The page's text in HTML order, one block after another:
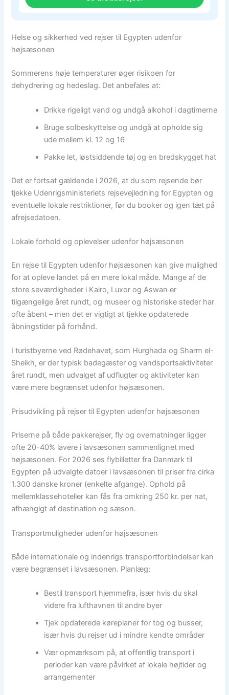
Helse og sikkerhed ved rejser til Egypten udenfor
højsæsonen
Sommerens høje temperaturer øger risikoen for
dehydrering og hedeslag. Det anbefales at:
Drikke rigeligt vand og undgå alkohol i dagtimerne
Bruge solbeskyttelse og undgå at opholde sig
ude mellem kl. 12 og 16
Pakke let, løstsiddende tøj og en bredskygget hat
Det er fortsat gældende i 2026, at du som rejsende bør
tjekke Udenrigsministeriets rejsevejledning for Egypten og
eventuelle lokale restriktioner, før du booker og igen tæt på
afrejsedatoen.
Lokale forhold og oplevelser udenfor højsæsonen
En rejse til Egypten udenfor højsæsonen kan give mulighed
for at opleve landet på en mere lokal måde. Mange af de
store seværdigheder i Kairo, Luxor og Aswan er
tilgængelige året rundt, og museer og historiske steder har
ofte åbent – men det er vigtigt at tjekke opdaterede
åbningstider på forhånd.
I turistbyerne ved Rødehavet, som Hurghada og Sharm el-
Sheikh, er der typisk badegæster og vandsportsaktiviteter
året rundt, men udvalget af udflugter og aktiviteter kan
være mere begrænset udenfor højsæsonen.
Prisudvikling på rejser til Egypten udenfor højsæsonen
Priserne på både pakkerejser, fly og overnatninger ligger
ofte 20-40% lavere i lavsæsonen sammenlignet med
højsæsonen. For 2026 ses flybilletter fra Danmark til
Egypten på udvalgte datoer i lavsæsonen til priser fra cirka
1.300 danske kroner (enkelte afgange). Ophold på
mellemklassehoteller kan fås fra omkring 250 kr. per nat,
afhængigt af destination og sæson.
Transportmuligheder udenfor højsæsonen
Både internationale og indenrigs transportforbindelser kan
være begrænset i lavsæsonen. Planlæg:
Bestil transport hjemmefra, især hvis du skal
videre fra lufthavnen til andre byer
Tjek opdaterede køreplaner for tog og busser,
især hvis du rejser ud i mindre kendte områder
Vær opmærksom på, at offentlig transport i
perioder kan være påvirket af lokale højtider og
arrangementer